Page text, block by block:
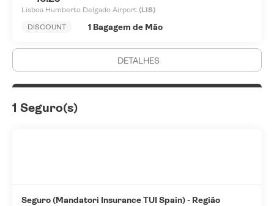
Lisboa Humberto Delgado Airport (LIS)
DISCOUNT
1 Bagagem de Mão
DETALHES
1 Seguro(s)
Seguro (Mandatori Insurance TUI Spain) - Região